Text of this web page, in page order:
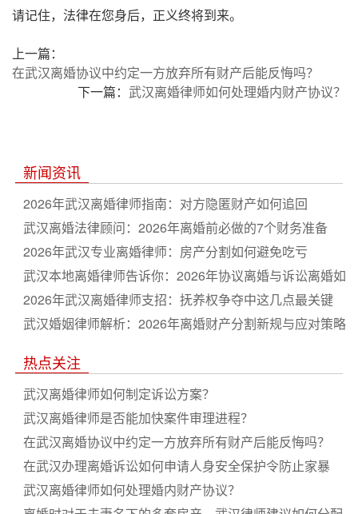
请记住，法律在您身后，正义终将到来。
上一篇：
在武汉离婚协议中约定一方放弃所有财产后能反悔吗？
武汉离婚律师如何处理婚内财产协议？
下一篇：
新闻资讯
2026年武汉离婚律师指南：对方隐匿财产如何追回
武汉离婚法律顾问：2026年离婚前必做的7个财务准备
2026年武汉专业离婚律师：房产分割如何避免吃亏
武汉本地离婚律师告诉你：2026年协议离婚与诉讼离婚如
何选
2026年武汉离婚律师支招：抚养权争夺中这几点最关键
武汉婚姻律师解析：2026年离婚财产分割新规与应对策略
热点关注
武汉离婚律师如何制定诉讼方案？
武汉离婚律师是否能加快案件审理进程？
在武汉离婚协议中约定一方放弃所有财产后能反悔吗？
在武汉办理离婚诉讼如何申请人身安全保护令防止家暴
武汉离婚律师如何处理婚内财产协议？